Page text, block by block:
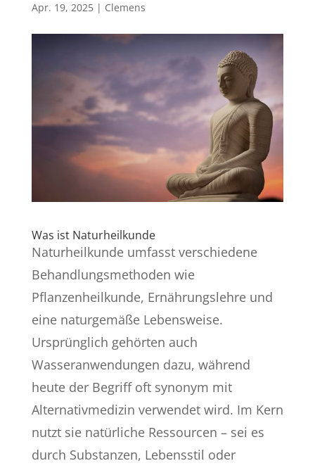
Apr. 19, 2025| Clemens
Was ist Naturheilkunde
Naturheilkunde umfasst verschiedene
Behandlungsmethoden wie
Pflanzenheilkunde, Ernährungslehre und
eine naturgemäße Lebensweise.
Ursprünglich gehörten auch
Wasseranwendungen dazu, während
heute der Begriff oft synonym mit
Alternativmedizin verwendet wird. Im Kern
nutzt sie natürliche Ressourcen – sei es
durch Substanzen, Lebensstil oder